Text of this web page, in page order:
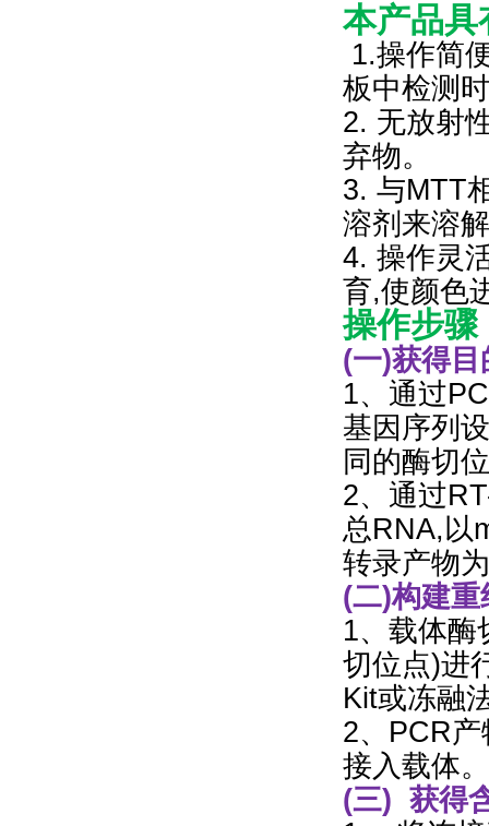
本产品具
1.操作简
板中检测
2. 无放射
弃物。
3. 与MTT
溶剂来溶
4. 操作灵
育,使颜色
操作步骤
(一)获得目
1、通过
基因序列
同的酶切
2、通过
总RNA,以
转录产物
(二)构建
1、载体酶
切位点)进
Kit或冻融
2、PCR
接入载体。
(三) 获得